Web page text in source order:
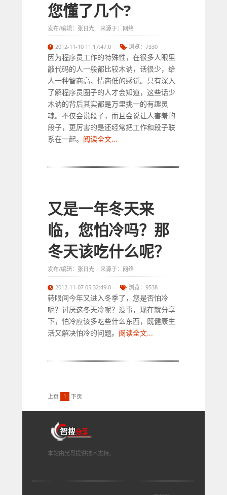
您懂了几个?
发布/编辑：张日光 来源于：网络
2012-11-10 11:17:47.0 浏览：7330
因为程序员工作的特殊性，在很多人眼里
敲代码的人一般都比较木讷，话很少，给
人一种智商高、情商低的感觉。只有深入
了解程序员圈子的人才会知道，这些话少
木讷的背后其实都是万里挑一的有趣灵
魂。不仅会说段子，而且会说让人害羞的
段子，更厉害的是还经常把工作和段子联
系在一起。 阅读全文...
又是一年冬天来
临，您怕冷吗？那
冬天该吃什么呢？
发布/编辑：张日光 来源于：网络
2012-11-07 05:32:49.0 浏览：9538
转眼间今年又进入冬季了，您是否怕冷
呢？讨厌这冬天冷呢？没事，现在就分享
下，怕冷应该多吃些什么东西，既健康生
活又解决怕冷的问题。 阅读全文...
上页 1 下页
本站由光哥提供技术支持。